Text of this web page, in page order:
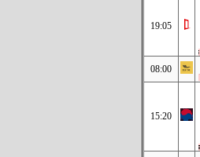
19:05
08:00
15:20